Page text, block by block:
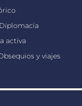
activa
y viajes